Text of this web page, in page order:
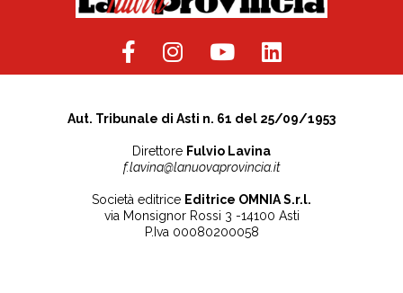
Aut. Tribunale di Asti n. 61 del 25/09/1953
Direttore Fulvio Lavina
f.lavina@lanuovaprovincia.it
Società editrice Editrice OMNIA S.r.l.
via Monsignor Rossi 3 -14100 Asti
P.Iva 00080200058